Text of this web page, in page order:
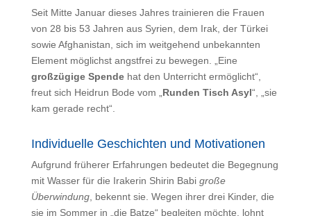
Seit Mitte Januar dieses Jahres trainieren die Frauen
von 28 bis 53 Jahren aus Syrien, dem Irak, der Türkei
sowie Afghanistan, sich im weitgehend unbekannten
Element möglichst angstfrei zu bewegen. „Eine
großzügige Spendehat den Unterricht ermöglicht“,
freut sich Heidrun Bode vom „Runden Tisch Asyl“, „sie
kam gerade recht“.
Individuelle Geschichten und Motivationen
Aufgrund früherer Erfahrungen bedeutet die Begegnung
mit Wasser für die Irakerin Shirin Babi große
Überwindung, bekennt sie. Wegen ihrer drei Kinder, die
sie im Sommer in „die Batze“ begleiten möchte, lohnt